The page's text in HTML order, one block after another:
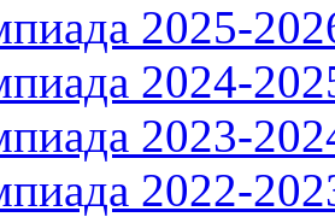
2025-
2024-
2023-
2022-